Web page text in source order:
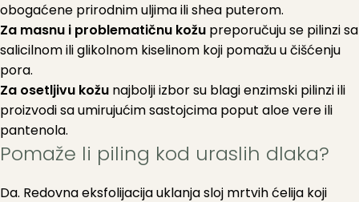
obogaćene prirodnim uljima ili shea puterom.
Za masnu i problematičnu kožu preporučuju se pilinzi sa
salicilnom ili glikolnom kiselinom koji pomažu u čišćenju
pora.
Za osetljivu kožu najbolji izbor su blagi enzimski pilinzi ili
proizvodi sa umirujućim sastojcima poput aloe vere ili
pantenola.
Pomaže li piling kod uraslih dlaka?
Da. Redovna eksfolijacija uklanja sloj mrtvih ćelija koji